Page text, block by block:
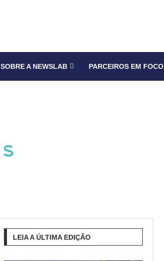
SOBRE A NEWSLAB PARCEIROS EM FOCO
LEIA A ÚLTIMA EDIÇÃO